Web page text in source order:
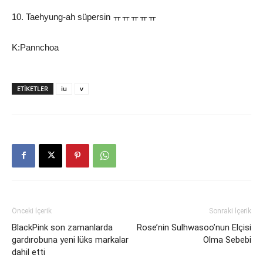
10. Taehyung-ah süpersin ㅠㅠㅠㅠㅠ
K:Pannchoa
ETIKETLER iu v
Önceki İçerik
BlackPink son zamanlarda
gardırobuna yeni lüks markalar
dahil etti
Sonraki İçerik
Rose’nin Sulhwasoo’nun Elçisi
Olma Sebebi